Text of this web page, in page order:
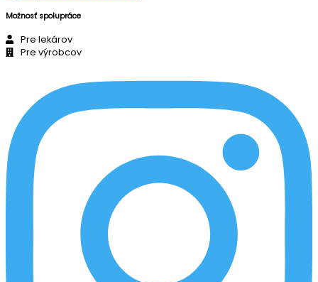
Možnosť spolupráce
Pre lekárov
Pre výrobcov